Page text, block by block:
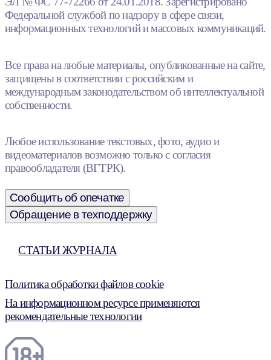
Федеральной службой по надзору в сфере связи,
информационных технологий и массовых коммуникаций.
Все права на любые материалы, опубликованные на сайте,
защищены в соответствии с российским и
международным законодательством об интеллектуальной
собственности.
Любое использование текстовых, фото, аудио и
видеоматериалов возможно только с согласия
правообладателя (ВГТРК).
Сообщить об опечатке
Обращение в техподдержку
СТАТЬИ ЖУРНАЛА
Политика обработки файлов cookie
На информационном ресурсе применяются
рекомендательные технологии